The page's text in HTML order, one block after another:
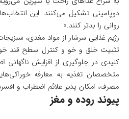
دوپامینی تشکیل می‌کنند. این
روانی را بدتر کنند.»
رژیم غذایی سرشار از مواد مغذی،
تثبیت خلق و خو و کنترل سطح قند
کلیدی در جلوگیری از افزایش ناگهانی
متخصصان تغذیه به معارفه
مصرف، امکان پذیر علائم اضطراب و
پیوند روده و مغز